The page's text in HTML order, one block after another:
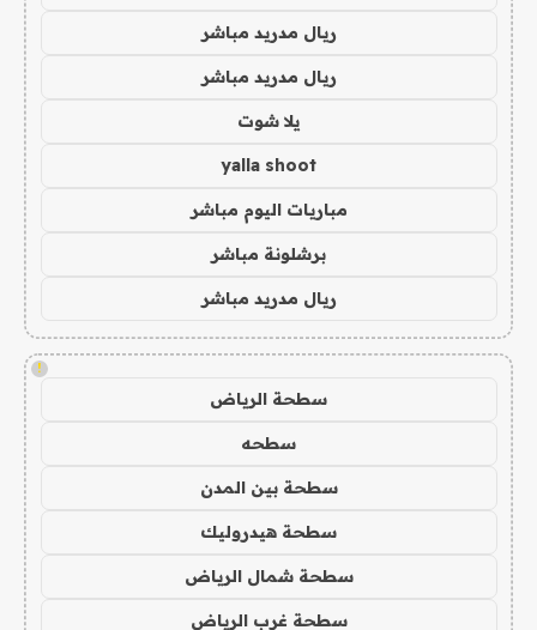
ريال مدريد مباشر
ريال مدريد مباشر
يلا شوت
yalla shoot
مباريات اليوم مباشر
برشلونة مباشر
ريال مدريد مباشر
!
سطحة الرياض
سطحه
سطحة بين المدن
سطحة هيدروليك
سطحة شمال الرياض
سطحة غرب الرياض